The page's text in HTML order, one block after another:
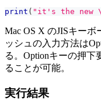
print ( "it's the new
Mac OS X のJISキー
ッシュの入力方法は
る。Optionキーの押下
ることが可能。
実行結果